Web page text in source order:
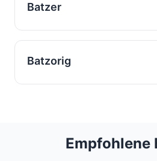
Batzer
Batzorig
Empfohlene